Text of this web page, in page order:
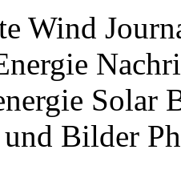
Wind
Solar
Bilder